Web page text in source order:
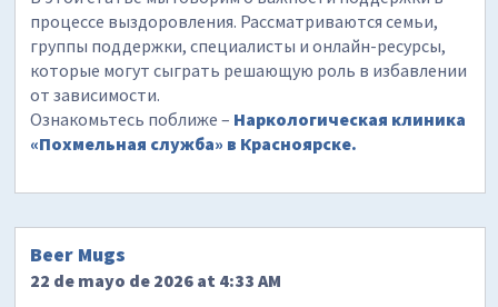
процессе выздоровления. Рассматриваются семьи,
группы поддержки, специалисты и онлайн-ресурсы,
которые могут сыграть решающую роль в избавлении
от зависимости.
Ознакомьтесь поближе – Наркологическая клиника
«Похмельная служба» в Красноярске.
Beer Mugs
22 de mayo de 2026 at 4:33 AM